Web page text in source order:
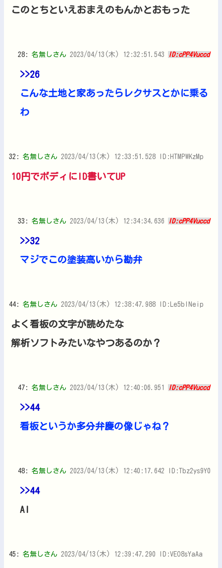
このとちといえおまえのもんかとおもった
28: 名無しさん 2023/04/13(木) 12:32:51.543 ID:cPP4Vuccd
>>26
こんな土地と家あったらレクサスとかに乗る
わ
32: 名無しさん 2023/04/13(木) 12:33:51.528 ID:HTMPWKzMp
10円でボディにID書いてUP
33: 名無しさん 2023/04/13(木) 12:34:34.636 ID:cPP4Vuccd
>>32
マジでこの塗装高いから勘弁
44: 名無しさん 2023/04/13(木) 12:38:47.988 ID:Le5bINeip
よく看板の文字が読めたな
解析ソフトみたいなやつあるのか？
47: 名無しさん 2023/04/13(木) 12:40:06.951 ID:cPP4Vuccd
>>44
看板というか多分弁慶の像じゃね？
48: 名無しさん 2023/04/13(木) 12:40:17.642 ID:Tbz2ys9Y0
>>44
AI
45: 名無しさん 2023/04/13(木) 12:39:47.290 ID:VEO8sYaAa